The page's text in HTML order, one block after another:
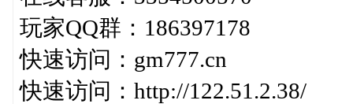
玩家QQ群：186397178
快速访问：gm777.cn
快速访问：http://122.51.2.38/